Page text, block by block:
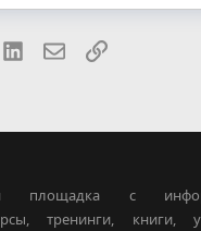
LinkedInЭлектронная почта
Ссылка
площадка с
тренинги, книги,